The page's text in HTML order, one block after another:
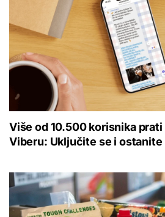
Više od 10.500 korisnika
Viberu: Uključite se i